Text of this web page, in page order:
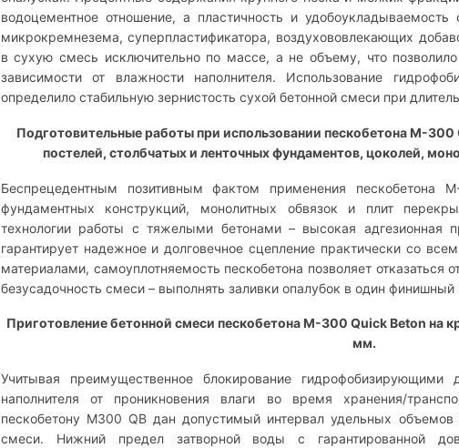
водоцементное отношение, а пластичность и
микрокремнезема, суперпластификатора, воздухововлекающих
в сухую смесь исключительно по массе, а не объему, что
зависимости от влажности наполнителя. Использование
определило стабильную зернистость сухой бетонной смеси при
Подготовительные работы при использовании пескобетона М-300
постелей, столбчатых и ленточных фундаментов, цоколей,
Беспрецедентным позитивным фактом применения пескобетона
фундаментных конструкций, монолитных обвязок и плит
технологии работы с тяжелыми бетонами – высокая адгезионная
гарантирует надежное и долговечное сцепление практически со
материалами, самоуплотняемость пескобетона позволяет отказаться
безусадочность смеси – выполнять заливки опалубок в один финишный
Приготовление бетонной смеси пескобетона М-300 Quick Beton на
мм.
Учитывая преимущественное блокирование
наполнителя от проникновения влаги во время хранения/
пескобетону М300 QB дан допустимый интервал удельных объемов
смеси. Нижний предел затворной воды с гарантированной